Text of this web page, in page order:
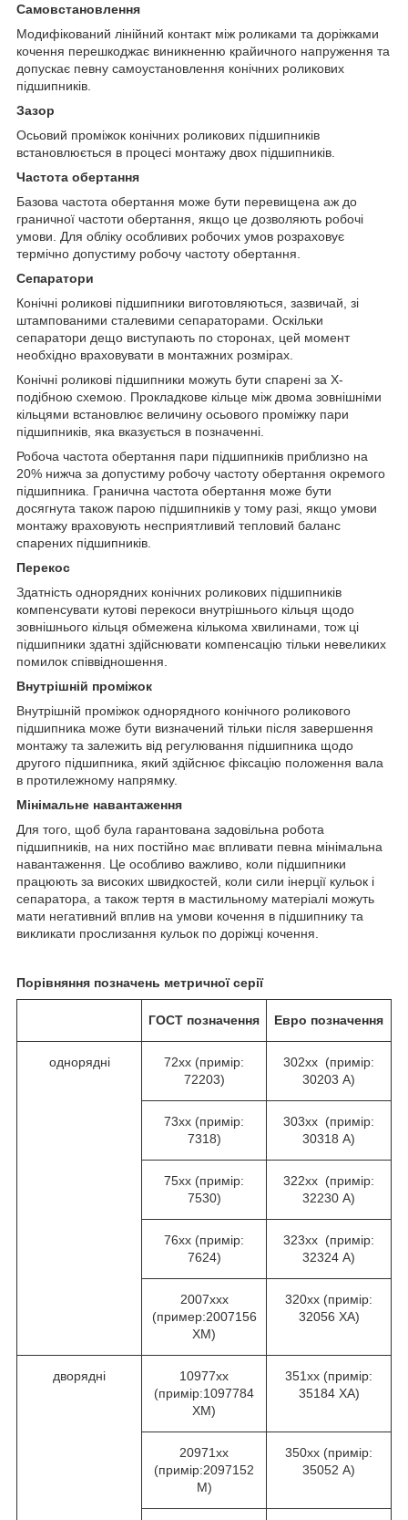
Самовстановлення
Модифікований лінійний контакт між роликами та доріжками
кочення перешкоджає виникненню крайичного напруження та
допускає певну самоустановлення конічних роликових
підшипників.
Зазор
Осьовий проміжок конічних роликових підшипників
встановлюється в процесі монтажу двох підшипників.
Частота обертання
Базова частота обертання може бути перевищена аж до
граничної частоти обертання, якщо це дозволяють робочі
умови. Для обліку особливих робочих умов розраховує
термічно допустиму робочу частоту обертання.
Сепаратори
Конічні роликові підшипники виготовляються, зазвичай, зі
штампованими сталевими сепараторами. Оскільки
сепаратори дещо виступають по сторонах, цей момент
необхідно враховувати в монтажних розмірах.
Конічні роликові підшипники можуть бути спарені за Х-
подібною схемою. Прокладкове кільце між двома зовнішніми
кільцями встановлює величину осьового проміжку пари
підшипників, яка вказується в позначенні.
Робоча частота обертання пари підшипників приблизно на
20% нижча за допустиму робочу частоту обертання окремого
підшипника. Гранична частота обертання може бути
досягнута також парою підшипників у тому разі, якщо умови
монтажу враховують несприятливий тепловий баланс
спарених підшипників.
Перекос
Здатність однорядних конічних роликових підшипників
компенсувати кутові перекоси внутрішнього кільця щодо
зовнішнього кільця обмежена кількома хвилинами, тож ці
підшипники здатні здійснювати компенсацію тільки невеликих
помилок співвідношення.
Внутрішній проміжок
Внутрішній проміжок однорядного конічного роликового
підшипника може бути визначений тільки після завершення
монтажу та залежить від регулювання підшипника щодо
другого підшипника, який здійснює фіксацію положення вала
в протилежному напрямку.
Мінімальне навантаження
Для того, щоб була гарантована задовільна робота
підшипників, на них постійно має впливати певна мінімальна
навантаження. Це особливо важливо, коли підшипники
працюють за високих швидкостей, коли сили інерції кульок і
сепаратора, а також тертя в мастильному матеріалі можуть
мати негативний вплив на умови кочення в підшипнику та
викликати прослизання кульок по доріжці кочення.
Порівняння позначень метричної серії
ГОСТ позначення Евро позначення
однорядні
72хх (примір:
72203)
302хх (примір:
30203 А)
73хх (примір:
7318)
303хх (примір:
30318 А)
75хх (примір:
7530)
322хх (примір:
32230 А)
76хх (примір:
7624)
323хх (примір:
32324 А)
2007ххх
(пример:2007156
ХМ)
320хх (примір:
32056 ХА)
дворядні
10977хх
(примір:1097784
ХМ)
351хх (примір:
35184 ХА)
20971хх
(примір:2097152
М)
350хх (примір:
35052 А)